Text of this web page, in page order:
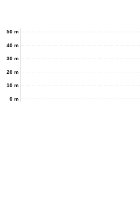
0 m
10 m
20 m
30 m
40 m
50 m